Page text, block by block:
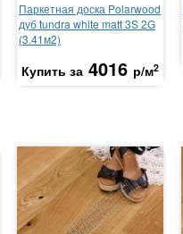
Паркетная доска Polarwood
дуб tundra white matt 3S 2G
(3.41м2)
Купить за 4016 р/м2